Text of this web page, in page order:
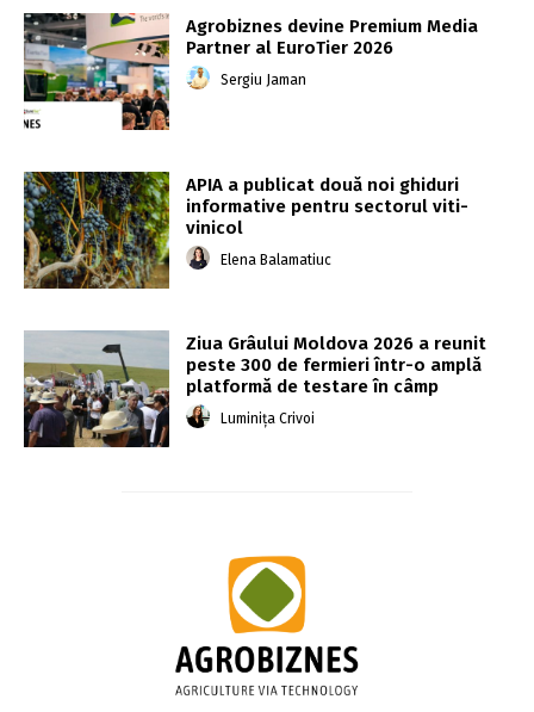
Agrobiznes devine Premium Media
Partner al EuroTier 2026
Sergiu Jaman
APIA a publicat două noi ghiduri
informative pentru sectorul viti-
vinicol
Elena Balamatiuc
Ziua Grâului Moldova 2026 a reunit
peste 300 de fermieri într-o amplă
platformă de testare în câmp
Luminița Crivoi